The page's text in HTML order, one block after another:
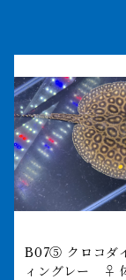
B07⑤ クロコダイルステ
ィングレー ♀ 体盤15㎝